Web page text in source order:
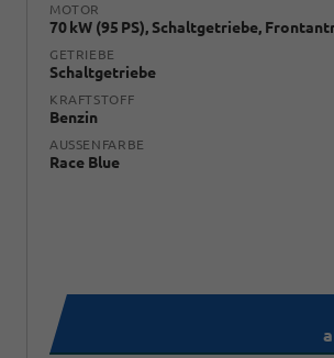
MOTOR
70 kW (95 PS), Schaltgetriebe,
GETRIEBE
Schaltgetriebe
KRAFTSTOFF
Benzin
AUSSENFARBE
Race Blue